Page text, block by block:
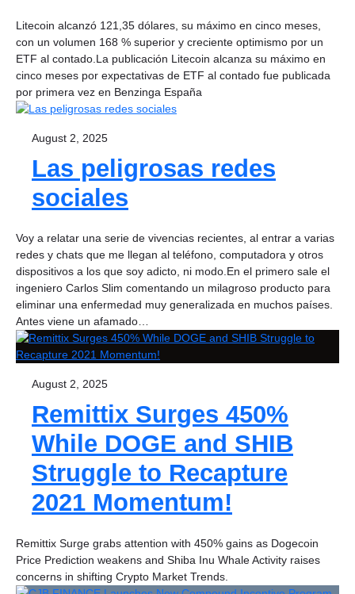
Litecoin alcanzó 121,35 dólares, su máximo en cinco meses,
con un volumen 168 % superior y creciente optimismo por un
ETF al contado.La publicación Litecoin alcanza su máximo en
cinco meses por expectativas de ETF al contado fue publicada
por primera vez en Benzinga España
August 2, 2025
Las peligrosas redes
sociales
Voy a relatar una serie de vivencias recientes, al entrar a varias
redes y chats que me llegan al teléfono, computadora y otros
dispositivos a los que soy adicto, ni modo.En el primero sale el
ingeniero Carlos Slim comentando un milagroso producto para
eliminar una enfermedad muy generalizada en muchos países.
Antes viene un afamado…
August 2, 2025
Remittix Surges 450%
While DOGE and SHIB
Struggle to Recapture
2021 Momentum!
Remittix Surge grabs attention with 450% gains as Dogecoin
Price Prediction weakens and Shiba Inu Whale Activity raises
concerns in shifting Crypto Market Trends.